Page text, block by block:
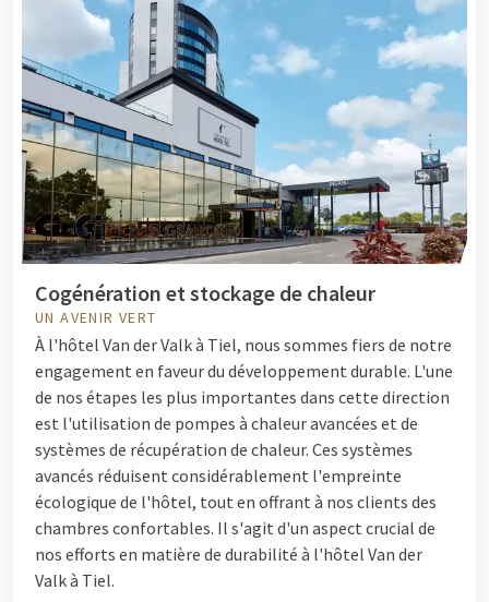
Cogénération et stockage de chaleur
UN AVENIR VERT
À l'hôtel Van der Valk à Tiel, nous sommes fiers de notre
engagement en faveur du développement durable. L'une
de nos étapes les plus importantes dans cette direction
est l'utilisation de pompes à chaleur avancées et de
systèmes de récupération de chaleur. Ces systèmes
avancés réduisent considérablement l'empreinte
écologique de l'hôtel, tout en offrant à nos clients des
chambres confortables. Il s'agit d'un aspect crucial de
nos efforts en matière de durabilité à l'hôtel Van der
Valk à Tiel.